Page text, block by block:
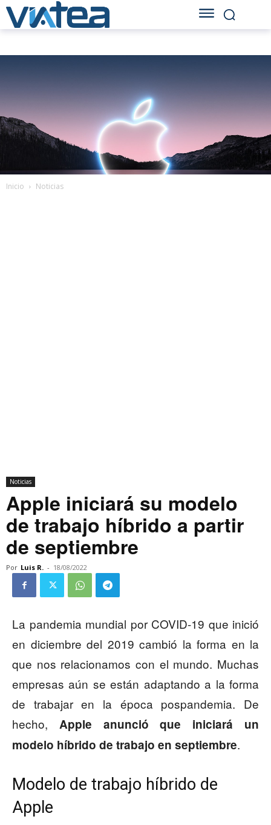
Inicio Noticias
Noticias
Apple iniciará su modelo
de trabajo híbrido a partir
de septiembre
Por Luis R. - 18/08/2022
La pandemia mundial por COVID-19 que inició
en diciembre del 2019 cambió la forma en la
que nos relacionamos con el mundo. Muchas
empresas aún se están adaptando a la forma
de trabajar en la época pospandemia. De
hecho, Apple anunció que iniciará un
modelo híbrido de trabajo en septiembre.
Modelo de trabajo híbrido de
Apple